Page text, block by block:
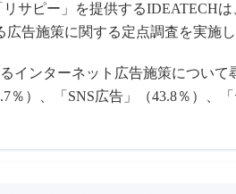
サピー」を提供するIDEATECH
広告施策に関する定点調査を実施し
インターネット広告施策について
％）、「SNS広告」（43.8％）、